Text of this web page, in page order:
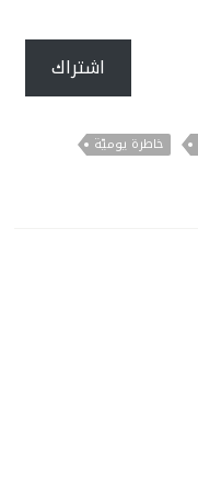
اشتراك
خاطرة يوميّة